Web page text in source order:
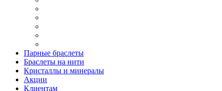
Парные браслеты
Браслеты на нити
Кристаллы и минералы
Акции
Клиентам